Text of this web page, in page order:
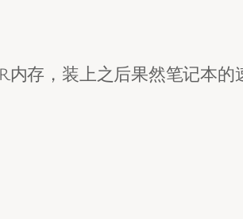
存，装上之后果然笔记本的